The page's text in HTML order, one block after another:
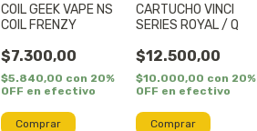
COIL GEEK VAPE NS
COIL FRENZY
$7.300,00
$5.840,00 con 20%
OFF en efectivo
Comprar
CARTUCHO VINCI
SERIES ROYAL / Q
$12.500,00
$10.000,00 con 20%
OFF en efectivo
Comprar